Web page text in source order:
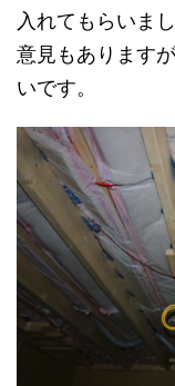
入れてもらいま
意見もあります
いです。